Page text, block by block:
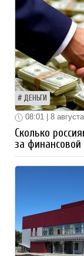
ДЕНЬГИ
08:01 | 8 августа
Сколько
за